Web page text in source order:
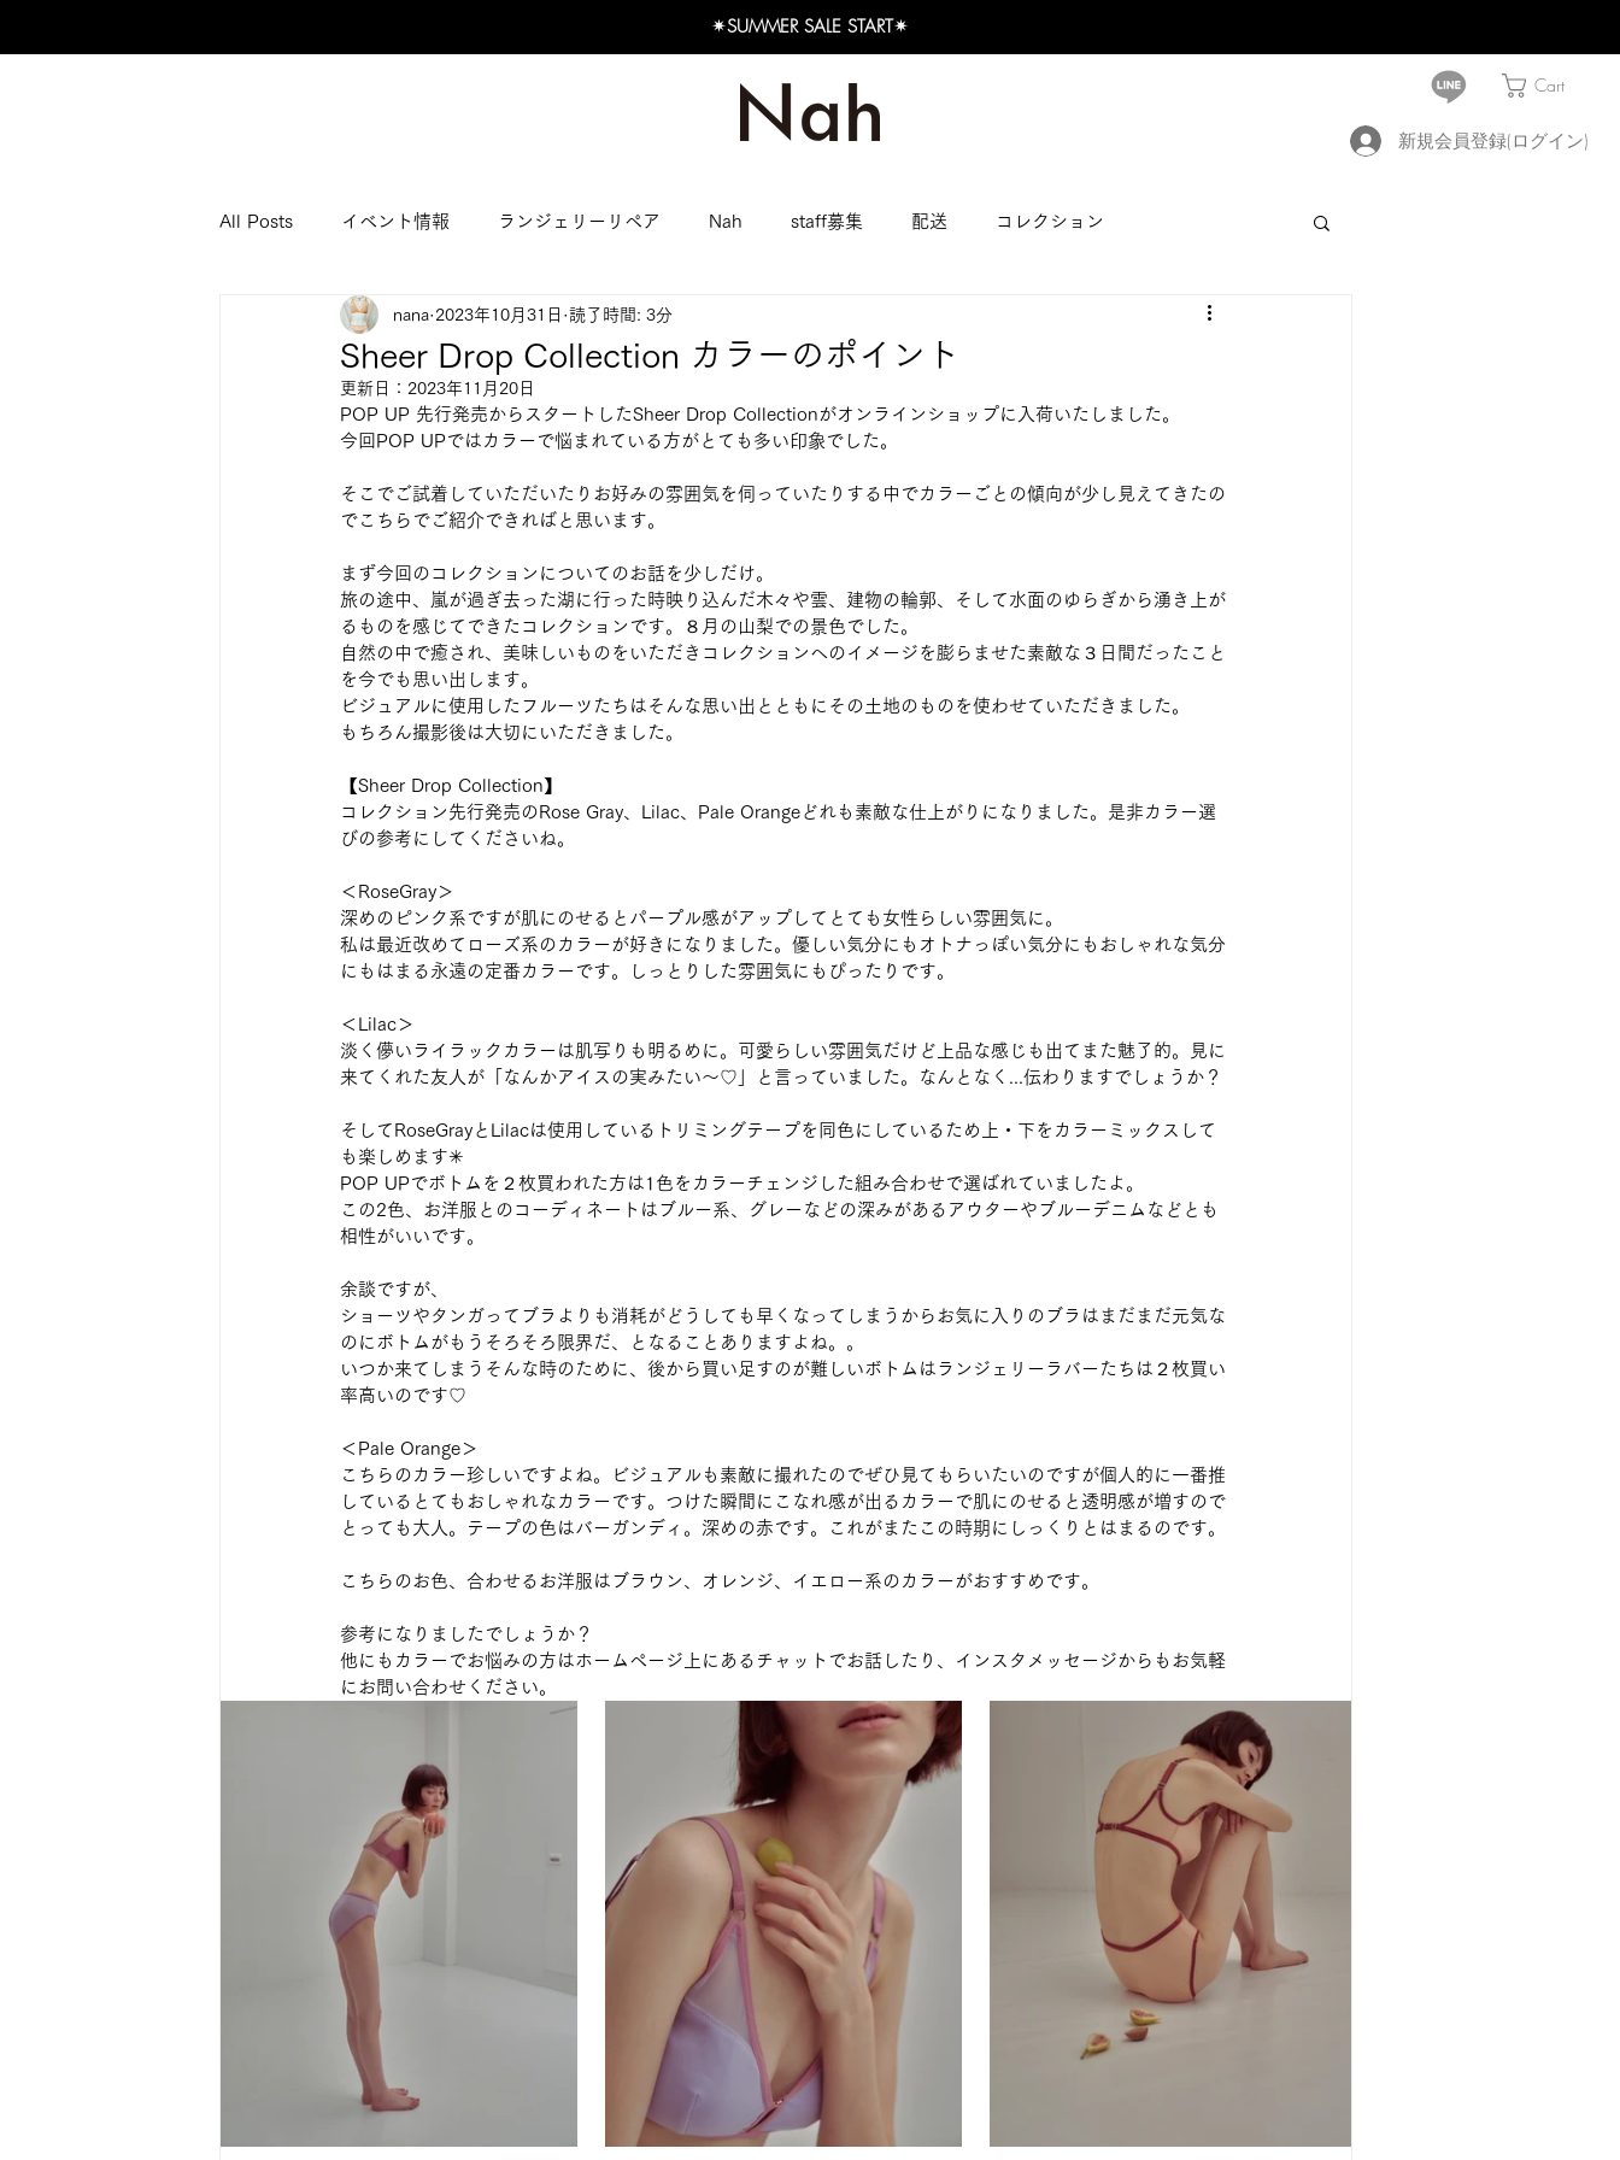
✴︎SUMMER SALE START✴︎
Cart
新規会員登録(ログイン)
All Posts イベント情報 ランジェリーリペア Nah staff募集 配送 コレクション
Sheer Drop Collection カラーのポイント
nana 2023年10月31日 読了時間: 3分
更新日： 2023年11月20日
POP UP 先行発売からスタートしたSheer Drop Collectionがオンラインショップに入荷いたしました。
今回POP UPではカラーで悩まれている方がとても多い印象でした。
そこでご試着していただいたりお好みの雰囲気を伺っていたりする中でカラーごとの傾向が少し見えてきたの
でこちらでご紹介できればと思います。
まず今回のコレクションについてのお話を少しだけ。
旅の途中、嵐が過ぎ去った湖に行った時映り込んだ木々や雲、建物の輪郭、そして水面のゆらぎから湧き上が
るものを感じてできたコレクションです。８月の山梨での景色でした。
自然の中で癒され、美味しいものをいただきコレクションへのイメージを膨らませた素敵な３日間だったこと
を今でも思い出します。
ビジュアルに使用したフルーツたちはそんな思い出とともにその土地のものを使わせていただきました。
もちろん撮影後は大切にいただきました。
【Sheer Drop Collection】
コレクション先行発売のRose Gray、Lilac、Pale Orangeどれも素敵な仕上がりになりました。是非カラー選
びの参考にしてくださいね。
＜RoseGray＞
深めのピンク系ですが肌にのせるとパープル感がアップしてとても女性らしい雰囲気に。
私は最近改めてローズ系のカラーが好きになりました。優しい気分にもオトナっぽい気分にもおしゃれな気分
にもはまる永遠の定番カラーです。しっとりした雰囲気にもぴったりです。
＜Lilac＞
淡く儚いライラックカラーは肌写りも明るめに。可愛らしい雰囲気だけど上品な感じも出てまた魅了的。見に
来てくれた友人が「なんかアイスの実みたい〜♡」と言っていました。なんとなく...伝わりますでしょうか？
そしてRoseGrayとLilacは使用しているトリミングテープを同色にしているため上・下をカラーミックスして
も楽しめます✳︎
POP UPでボトムを２枚買われた方は1色をカラーチェンジした組み合わせで選ばれていましたよ。
この2色、お洋服とのコーディネートはブルー系、グレーなどの深みがあるアウターやブルーデニムなどとも
相性がいいです。
余談ですが、
ショーツやタンガってブラよりも消耗がどうしても早くなってしまうからお気に入りのブラはまだまだ元気な
のにボトムがもうそろそろ限界だ、となることありますよね。。
いつか来てしまうそんな時のために、後から買い足すのが難しいボトムはランジェリーラバーたちは２枚買い
率高いのです♡
＜Pale Orange＞
こちらのカラー珍しいですよね。ビジュアルも素敵に撮れたのでぜひ見てもらいたいのですが個人的に一番推
しているとてもおしゃれなカラーです。つけた瞬間にこなれ感が出るカラーで肌にのせると透明感が増すので
とっても大人。テープの色はバーガンディ。深めの赤です。これがまたこの時期にしっくりとはまるのです。
こちらのお色、合わせるお洋服はブラウン、オレンジ、イエロー系のカラーがおすすめです。
参考になりましたでしょうか？
他にもカラーでお悩みの方はホームページ上にあるチャットでお話したり、インスタメッセージからもお気軽
にお問い合わせください。